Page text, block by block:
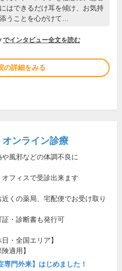
はできるだけ耳を傾け、お気持
うことを心がけて…
DOCTORVIEW
でインタビュー全文を読む
の詳細をみる
オンライン診療
風邪などの体調不良に
オフィスで受診出来ます
近くの薬局、宅配便でお受け取り
証・診断書も発行可
日・全国エリア】
険適用】
専門外来】はじめました！